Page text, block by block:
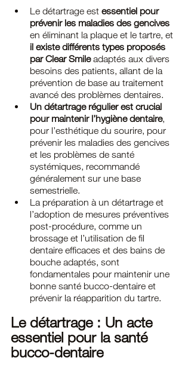
Le détartrage est essentiel pour
prévenir les maladies des gencives
en éliminant la plaque et le tartre, et
il existe différents types proposés
par Clear Smile adaptés aux divers
besoins des patients, allant de la
prévention de base au traitement
avancé des problèmes dentaires.
Un détartrage régulier est crucial
pour maintenir l’hygiène dentaire,
pour l’esthétique du sourire, pour
prévenir les maladies des gencives
et les problèmes de santé
systémiques, recommandé
généralement sur une base
semestrielle.
La préparation à un détartrage et
l’adoption de mesures préventives
post-procédure, comme un
brossage et l’utilisation de fil
dentaire efficaces et des bains de
bouche adaptés, sont
fondamentales pour maintenir une
bonne santé bucco-dentaire et
prévenir la réapparition du tartre.
Le détartrage : Un acte
essentiel pour la santé
bucco-dentaire